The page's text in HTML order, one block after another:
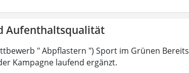
Aufenthaltsqualität
" Abpflastern ") Sport im Grünen Bereits
Kampagne laufend ergänzt.